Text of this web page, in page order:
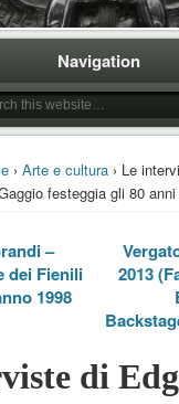
Navigation
› Arte e cultura› Le
festeggia gli 80
–
dei Fienili
1998
2013
di